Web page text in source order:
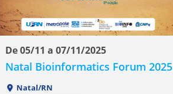
De 05/11 a 07/11/2025
Natal Bioinformatics Forum 2025
Natal/RN